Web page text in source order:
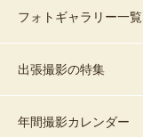
フォトギャラリー一覧
出張撮影の特集
年間撮影カレンダー